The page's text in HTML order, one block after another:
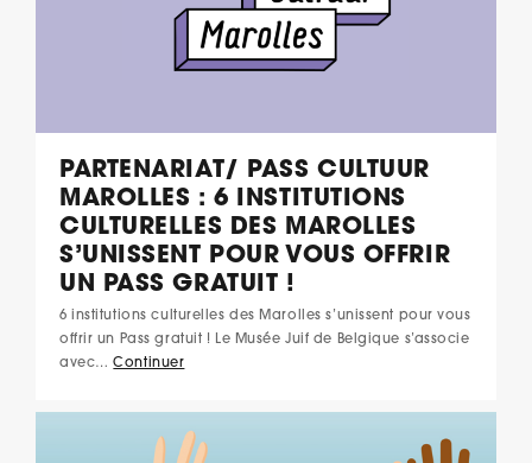
PARTENARIAT/ PASS CULTUUR
MAROLLES : 6 INSTITUTIONS
CULTURELLES DES MAROLLES
S’UNISSENT POUR VOUS OFFRIR
UN PASS GRATUIT !
6 institutions culturelles des Marolles s’unissent pour vous
offrir un Pass gratuit ! Le Musée Juif de Belgique s’associe
avec… Continuer